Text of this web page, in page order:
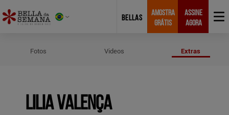
BELLAS
AMOSTRA
GRÁTIS
ASSINE
AGORA
Fotos Videos Extras
Lilia Valença